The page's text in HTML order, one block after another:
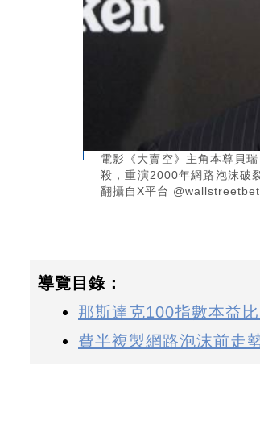
電影《大賣空》主角本尊貝
殺，重演2000年網路泡沫破
翻攝自X平台
導覽目錄：
那斯達克100指數本益
費半複製網路泡沫前走